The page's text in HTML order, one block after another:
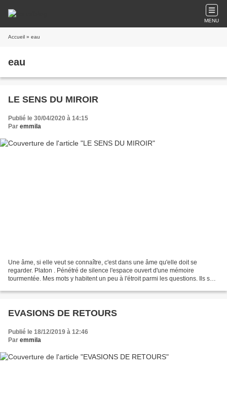
MENU
Accueil » eau
eau
LE SENS DU MIROIR
Publié le 30/04/2020 à 14:15
Par emmila
Une âme, si elle veut se connaître, c'est dans une âme qu'elle doit se
regarder. Platon . Pénétré de silence l'espace ouvert d'une mémoire
tourmentée. Mes mots y habitent un peu à l'étroit parmi les questions. Ils sont
EVASIONS DE RETOURS
Publié le 18/12/2019 à 12:46
Par emmila